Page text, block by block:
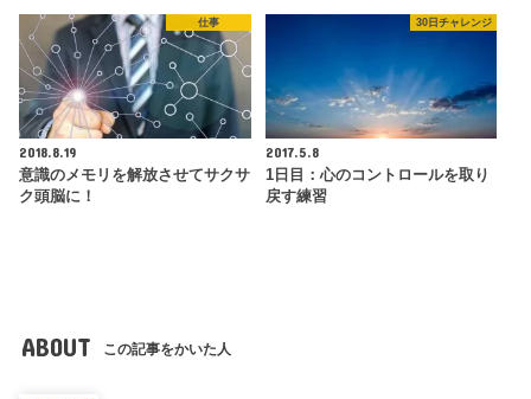
仕事
2018.8.19
意識のメモリを解放させてサクサ
ク頭脳に！
30日チャレンジ
2017.5.8
1日目：心のコントロールを取り
戻す練習
ABOUT この記事をかいた人